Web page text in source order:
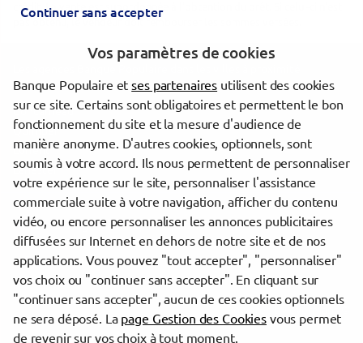
crédit. La vente est subordonnée à l'obtention du prêt. Si celui-ci n'est
pas obtenu, le vendeur doit rembourser les sommes versées.
Concarneau
Quimper
Lorient
Lanester
Trouver une agence Banque Populaire
Finistère
Concarneau
evermaps ©
Continuer sans accepter
Vos paramètres de cookies
Banque Populaire etses partenaires utilisent des cookies
sur ce site. Certains sont obligatoires et permettent le bon
fonctionnement du site et la mesure d'audience de
manière anonyme. D'autres cookies, optionnels, sont
soumis à votre accord. Ils nous permettent de personnaliser
votre expérience sur le site, personnaliser l'assistance
commerciale suite à votre navigation, afficher du contenu
vidéo, ou encore personnaliser les annonces publicitaires
diffusées sur Internet en dehors de notre site et de nos
applications. Vous pouvez "tout accepter", "personnaliser"
vos choix ou "continuer sans accepter". En cliquant sur
"continuer sans accepter", aucun de ces cookies optionnels
ne sera déposé. La page Gestion des Cookiesvous permet
de revenir sur vos choix à tout moment.